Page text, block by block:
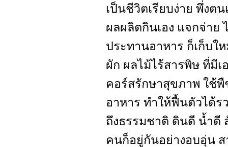
เป็นชีวิตเรียบง่าย พึ่งต
ผลผลิตกินเอง แจกจ่าย
ประทานอาหาร ก็เก็บใ
ผัก ผลไม้ไร้สารพิษ ที่มี
คอร์สรักษาสุขภาพ ใช้
อาหาร ทำให้ฟื้นตัวได้ร
ถึงธรรมชาติ ดินดี น้ำดี
คนก็อยู่กันอย่างอบอุ่น